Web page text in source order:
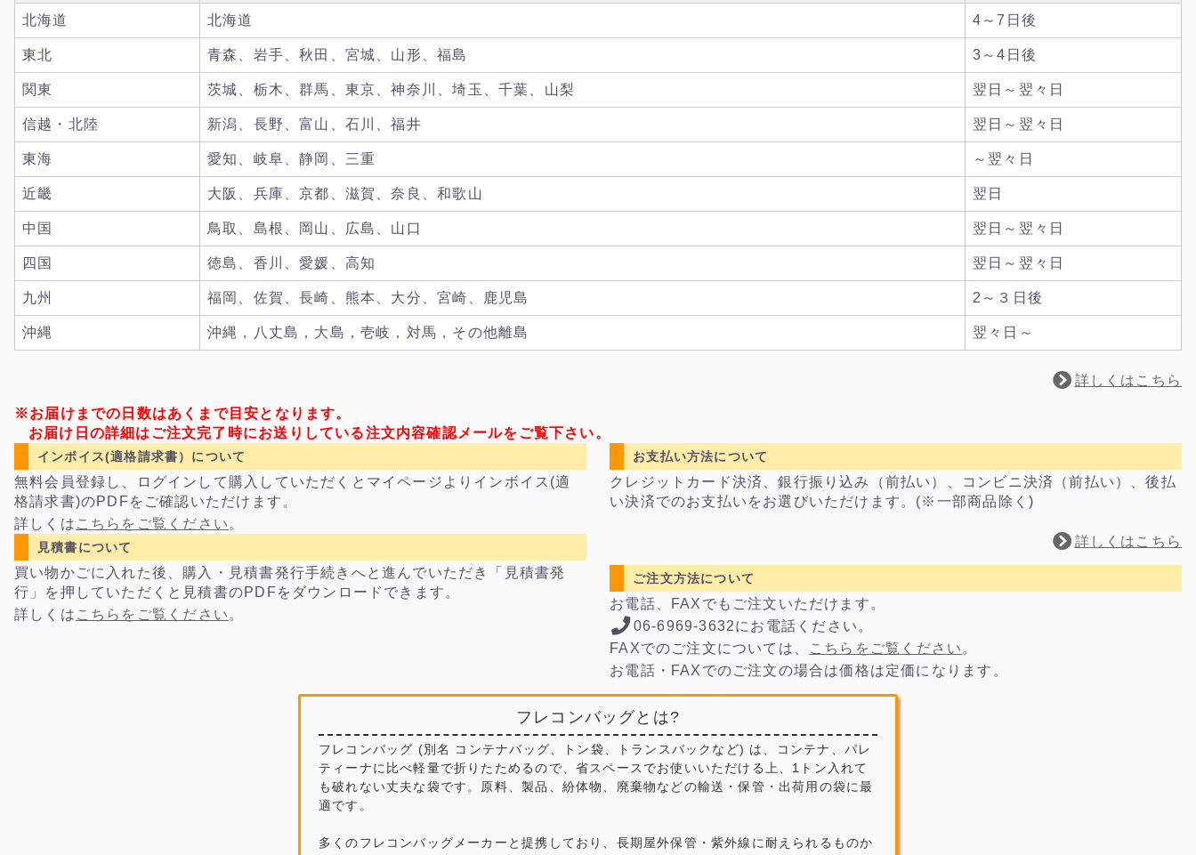
北海道 北海道 4～7日後
東北 青森、岩手、秋田、宮城、山形、福島 3～4日後
関東 茨城、栃木、群馬、東京、神奈川、埼玉、千葉、山梨 翌日～翌々日
信越・北陸 新潟、長野、富山、石川、福井 翌日～翌々日
東海 愛知、岐阜、静岡、三重 ～翌々日
近畿 大阪、兵庫、京都、滋賀、奈良、和歌山 翌日
中国 鳥取、島根、岡山、広島、山口 翌日～翌々日
四国 徳島、香川、愛媛、高知 翌日～翌々日
九州 福岡、佐賀、長崎、熊本、大分、宮崎、鹿児島 2～３日後
沖縄 沖縄，八丈島，大島，壱岐，対馬，その他離島 翌々日～
詳しくはこちら
※お届けまでの日数はあくまで目安となります。
お届け日の詳細はご注文完了時にお送りしている注文内容確認メールをご覧下さい。
インボイス(適格請求書）について
無料会員登録し、ログインして購入していただくとマイページよりインボイス(適
格請求書)のPDFをご確認いただけます。
詳しくは こちらをご覧ください 。
見積書について
買い物かごに入れた後、購入・見積書発行手続きへと進んでいただき「見積書発
行」を押していただくと見積書のPDFをダウンロードできます。
詳しくは こちらをご覧ください 。
お支払い方法について
クレジットカード決済、銀行振り込み（前払い）、コンビニ決済（前払い）、後払
い決済でのお支払いをお選びいただけます。(※一部商品除く)
詳しくはこちら
ご注文方法について
お電話、FAXでもご注文いただけます。
06-6969-3632にお電話ください。
FAXでのご注文については、
こちらをご覧ください 。
お電話・FAXでのご注文の場合は価格は定価になります。
フレコンバッグとは?
フレコンバッグ (別名 コンテナバッグ、トン袋、トランスバックなど) は、コンテナ、パレ
ティーナに比べ軽量で折りたためるので、省スペースでお使いいただける上、1トン入れて
も破れない丈夫な袋です。原料、製品、紛体物、廃棄物などの輸送・保管・出荷用の袋に最
適です。
多くのフレコンバッグメーカーと提携しており、長期屋外保管・紫外線に耐えられるものか